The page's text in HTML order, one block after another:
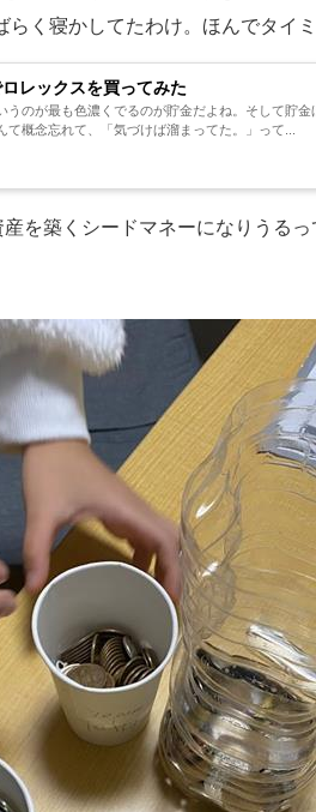
く寝かしてたわけ。ほんでタイ
レックスを買ってみた
うのが最も色濃くでるのが貯金だよね。そして貯
て概念忘れて、「気づけば溜まってた。」って...
を築くシードマネーになりうる